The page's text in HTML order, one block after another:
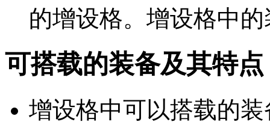
的增设格。增设格中
可搭载的装备及其特点
增设格中可以搭载的